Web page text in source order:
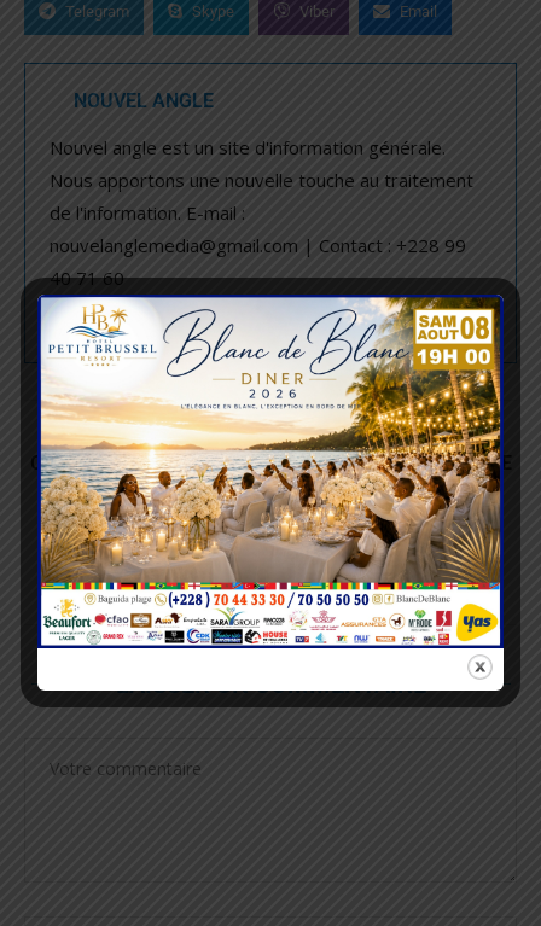
Telegram Skype Viber Email
NOUVEL ANGLE
Nouvel angle est un site d'information générale.
Nous apportons une nouvelle touche au traitement
de l'information. E-mail :
nouvelanglemedia@gmail.com | Contact : +228 99
40 71 60
article précédent
CNDS : COL BAKALI BADIBAWOU NOMMÉ SECRÉTAIRE
GÉNÉRAL
article suivant
TOGO : DÉVIATION SUR LA NATIONALE N°1 DÈS CE
VENDREDI
LAISSER UN COMMENTAIRE